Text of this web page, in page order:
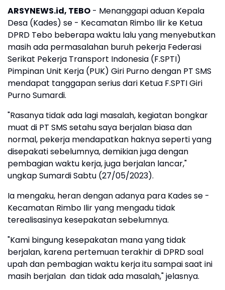
ARSYNEWS.id, TEBO - Menanggapi aduan Kepala
Desa (Kades) se - Kecamatan Rimbo Ilir ke Ketua
DPRD Tebo beberapa waktu lalu yang menyebutkan
masih ada permasalahan buruh pekerja Federasi
Serikat Pekerja Transport Indonesia (F.SPTI)
Pimpinan Unit Kerja (PUK) Giri Purno dengan PT SMS
mendapat tanggapan serius dari Ketua F.SPTI Giri
Purno Sumardi.
"Rasanya tidak ada lagi masalah, kegiatan bongkar
muat di PT SMS setahu saya berjalan biasa dan
normal, pekerja mendapatkan haknya seperti yang
disepakati sebelumnya, demikian juga dengan
pembagian waktu kerja, juga berjalan lancar,"
ungkap Sumardi Sabtu (27/05/2023).
Ia mengaku, heran dengan adanya para Kades se -
Kecamatan Rimbo Ilir yang mengadu tidak
terealisasinya kesepakatan sebelumnya.
"Kami bingung kesepakatan mana yang tidak
berjalan, karena pertemuan terakhir di DPRD soal
upah dan pembagian waktu kerja itu sampai saat ini
masih berjalan dan tidak ada masalah," jelasnya.